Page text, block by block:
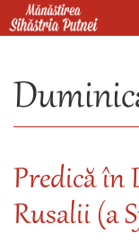
Mergi la conţinutul
Predică în
Rusalii (a